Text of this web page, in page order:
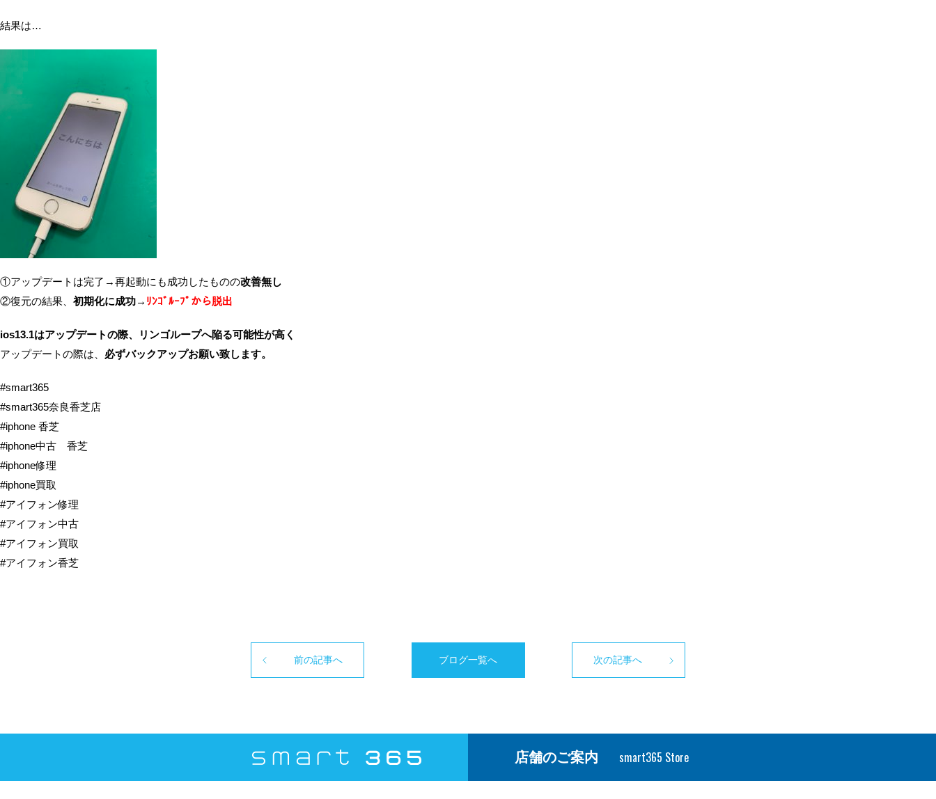
結果は…
①アップデートは完了→再起動にも成功したものの改善無し
②復元の結果、 初期化に成功→ ﾘﾝｺﾞﾙｰﾌﾟから脱出
ios13.1はアップデートの際、リンゴループへ陥る可能性が高く
アップデートの際は、 必ずバックアップお願い致します。
#smart365
#smart365奈良香芝店
#iphone 香芝
#iphone中古 香芝
#iphone修理
#iphone買取
#アイフォン修理
#アイフォン中古
#アイフォン買取
#アイフォン香芝
前の記事へ ブログ一覧へ 次の記事へ
店舗のご案内 smart365 Store